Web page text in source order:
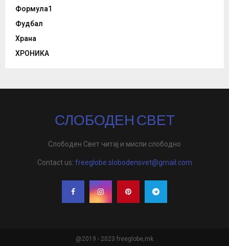
Формула1
Фудбал
Храна
ХРОНИКА
СЛОБОДЕН СВЕТ
Слободен Свет читај и мисли слободно
Contact us: freeglobe.slobodensvet@gmail.com
@2019 - 2023 freeglobe,mk